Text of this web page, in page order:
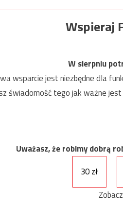
Wspieraj
W sierpniu
wsparcie jest niezbędne dla
świadomość tego jak ważne
Uważasz, że robimy dobrą
30 zł